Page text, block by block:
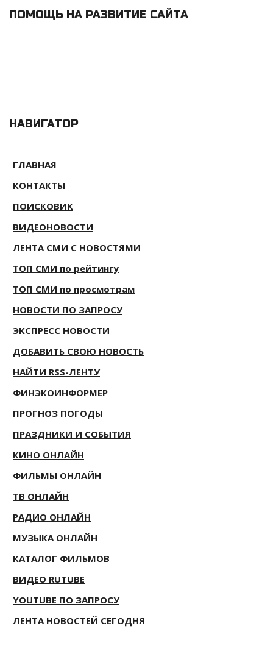
ПОМОЩЬ НА РАЗВИТИЕ САЙТА
НАВИГАТОР
ГЛАВНАЯ
КОНТАКТЫ
ПОИСКОВИК
ВИДЕОНОВОСТИ
ЛЕНТА СМИ С НОВОСТЯМИ
ТОП СМИ по рейтингу
ТОП СМИ по просмотрам
НОВОСТИ ПО ЗАПРОСУ
ЭКСПРЕСС НОВОСТИ
ДОБАВИТЬ СВОЮ НОВОСТЬ
НАЙТИ RSS-ЛЕНТУ
ФИНЭКОИНФОРМЕР
ПРОГНОЗ ПОГОДЫ
ПРАЗДНИКИ И СОБЫТИЯ
КИНО ОНЛАЙН
ФИЛЬМЫ ОНЛАЙН
ТВ ОНЛАЙН
РАДИО ОНЛАЙН
МУЗЫКА ОНЛАЙН
КАТАЛОГ ФИЛЬМОВ
ВИДЕО RUTUBE
YOUTUBE ПО ЗАПРОСУ
ЛЕНТА НОВОСТЕЙ СЕГОДНЯ